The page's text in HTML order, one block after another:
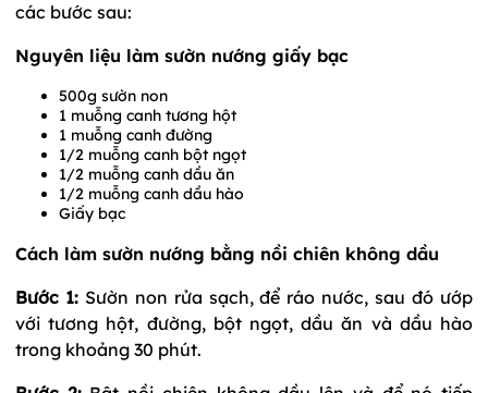
các bước sau:
Nguyên liệu làm sườn nướng giấy bạc
500g sườn non
1 muỗng canh tương hột
1 muỗng canh đường
1/2 muỗng canh bột ngọt
1/2 muỗng canh dầu ăn
1/2 muỗng canh dầu hào
Giấy bạc
Cách làm sườn nướng bằng nồi chiên không dầu
Bước 1:Sườn non rửa sạch, để ráo nước, sau đó ướp
với tương hột, đường, bột ngọt, dầu ăn và dầu hào
trong khoảng 30 phút.